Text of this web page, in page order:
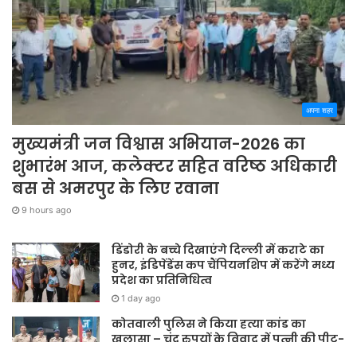
अपना शहर
मुख्यमंत्री जन विश्वास अभियान-2026 का
शुभारंभ आज, कलेक्टर सहित वरिष्ठ अधिकारी
बस से अमरपुर के लिए रवाना
9 hours ago
डिंडोरी के बच्चे दिखाएंगे दिल्ली में कराटे का
हुनर, इंडिपेंडेंस कप चैंपियनशिप में करेंगे मध्य
प्रदेश का प्रतिनिधित्व
1 day ago
कोतवाली पुलिस ने किया हत्या कांड का
खुलासा – चंद रुपयों के विवाद में पत्नी की पीट-